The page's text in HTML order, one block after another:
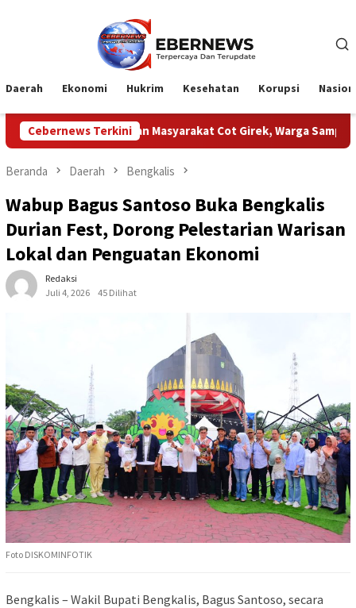
Daerah Ekonomi Hukrim Kesehatan Korupsi
Cebernews Terkini
Masyarakat Cot Girek, Warga Sampaikan Apresiasi
Beranda Daerah Bengkalis
Wabup Bagus Santoso Buka Bengkalis
Durian Fest, Dorong Pelestarian Warisan
Lokal dan Penguatan Ekonomi
Redaksi
Juli 4, 2026
45 Dilihat
Foto DISKOMINFOTIK
Bengkalis – Wakil Bupati Bengkalis, Bagus Santoso, secara